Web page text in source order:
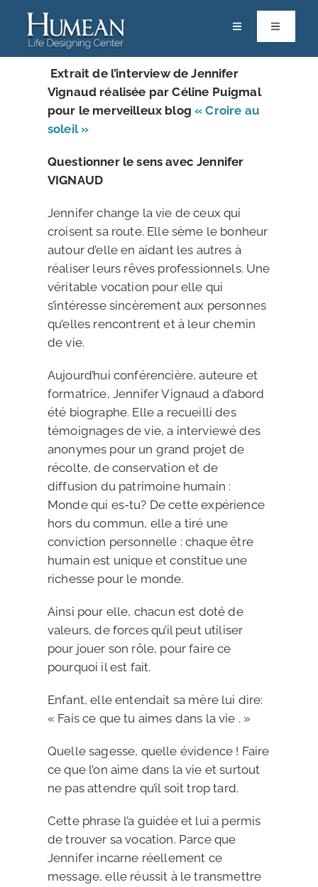
Passer
contenu
Toggle
Calendrier
Life Designers
Vos Solutions
Contact
Boutique
Mon espace
Toggle
Navigation
RACINES
ACCOMPAGNEMENTS & FORMATIONS
Extrait de l’interview de Jennifer
Vignaud réalisée par Céline Puigmal
pour le merveilleux blog« Croire au
soleil »
Questionner le sens avec Jennifer
VIGNAUD
Jennifer change la vie de ceux qui
croisent sa route. Elle sème le bonheur
autour d’elle en aidant les autres à
réaliser leurs rêves professionnels. Une
véritable vocation pour elle qui
s’intéresse sincèrement aux personnes
qu’elles rencontrent et à leur chemin
de vie.
Aujourd’hui conférencière, auteure et
formatrice, Jennifer Vignaud a d’abord
été biographe. Elle a recueilli des
témoignages de vie, a interviewé des
anonymes pour un grand projet de
récolte, de conservation et de
diffusion du patrimoine humain :
Monde qui es-tu? De cette expérience
hors du commun, elle a tiré une
conviction personnelle : chaque être
humain est unique et constitue une
richesse pour le monde.
Ainsi pour elle, chacun est doté de
valeurs, de forces qu’il peut utiliser
pour jouer son rôle, pour faire ce
pourquoi il est fait.
Enfant, elle entendait sa mère lui dire:
« Fais ce que tu aimes dans la vie . »
Quelle sagesse, quelle évidence ! Faire
ce que l’on aime dans la vie et surtout
ne pas attendre qu’il soit trop tard.
Cette phrase l’a guidée et lui a permis
de trouver sa vocation. Parce que
Jennifer incarne réellement ce
message, elle réussit à le transmettre